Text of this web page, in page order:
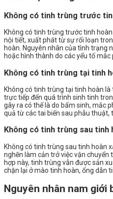
Không có tinh trùng trước
Không có tinh trùng trước tinh
nội tiết, xuất phát từ sự rối loạn
hoàn. Nguyên nhân của tình trạng
hoặc hình thành do các yếu tố mắc
Không có tinh trùng tại tinh
Không có tinh trùng tại tinh hoàn
trực tiếp đến quá trình sinh tinh
gây ra có thể là do bẩm sinh, mắc
quả từ các tai biến sau phẫu thuật,
Không có tinh trùng sau tinh
Không có tinh trùng sau tinh hoàn
nghẽn làm cản trở việc vận
hợp này, tinh trùng vẫn được sản
chặn lại ở mào tinh hoàn, ống dẫn
Nguyên nhân nam